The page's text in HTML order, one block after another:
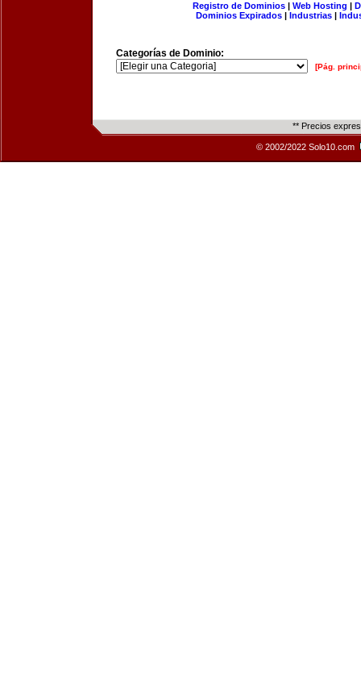
Registro de Dominios| Web Hosting |
Dominios Expirados | Industrias |
Categorías de Dominio:
[Pág.
** Precios
© 2002/2022 Solo10.com